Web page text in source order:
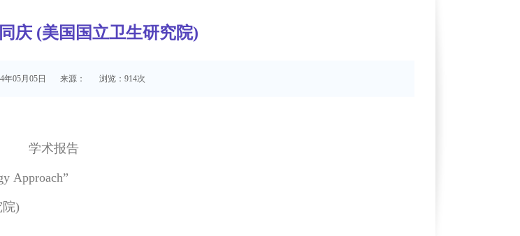
庆 (美国国立卫生研究院)
年05月05日 来源： 浏览： 914次
学术报告
Approach”
院)